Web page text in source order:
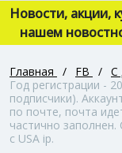
Новости, акции,
нашем
Главная / FB / С
Год регистрации -
подписчики).
по почте, почта
частично
с USA ip.